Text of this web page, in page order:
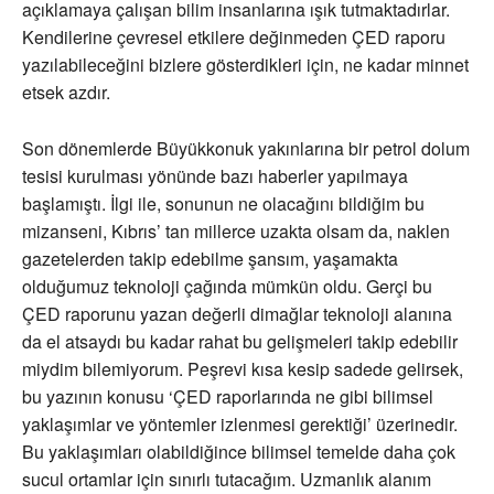
açıklamaya çalışan bilim insanlarına ışık tutmaktadırlar.
Kendilerine çevresel etkilere değinmeden ÇED raporu
yazılabileceğini bizlere gösterdikleri için, ne kadar minnet
etsek azdır.
Son dönemlerde Büyükkonuk yakınlarına bir petrol dolum
tesisi kurulması yönünde bazı haberler yapılmaya
başlamıştı. İlgi ile, sonunun ne olacağını bildiğim bu
mizanseni, Kıbrıs’ tan millerce uzakta olsam da, naklen
gazetelerden takip edebilme şansım, yaşamakta
olduğumuz teknoloji çağında mümkün oldu. Gerçi bu
ÇED raporunu yazan değerli dimağlar teknoloji alanına
da el atsaydı bu kadar rahat bu gelişmeleri takip edebilir
miydim bilemiyorum. Peşrevi kısa kesip sadede gelirsek,
bu yazının konusu ‘ÇED raporlarında ne gibi bilimsel
yaklaşımlar ve yöntemler izlenmesi gerektiği’ üzerinedir.
Bu yaklaşımları olabildiğince bilimsel temelde daha çok
sucul ortamlar için sınırlı tutacağım. Uzmanlık alanım